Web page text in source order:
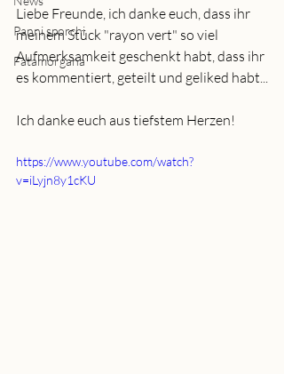
Panni sporchi
Fatamorgana
Liebe Freunde, ich danke euch, dass ihr
meinem Stück "rayon vert" so viel
Aufmerksamkeit geschenkt habt, dass ihr
es kommentiert, geteilt und geliked habt...
Ich danke euch aus tiefstem Herzen!
https://www.youtube.com/watch?
v=iLyjn8y1cKU